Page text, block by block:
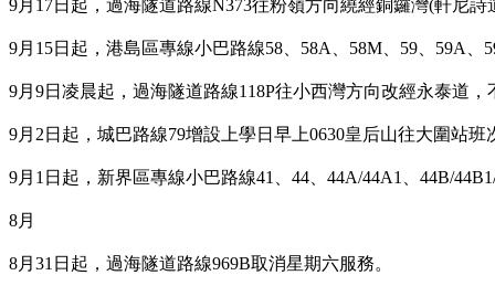
9月17日起，過海隧道路線N373往粉嶺方向繞經銅鑼灣(軒尼詩
9月15日起，港島區專線小巴路線58、58A、58M、59、59A、
9月9日凌晨起，過海隧道路線118P往小西灣方向改經永泰道
9月2日起，城巴路線79增設上學日早上0630皇后山往大圍站
9月1日起，新界區專線小巴路線41、44、44A/44A1、44B/
8月
8月31日起，過海隧道路線969B取消星期六服務。